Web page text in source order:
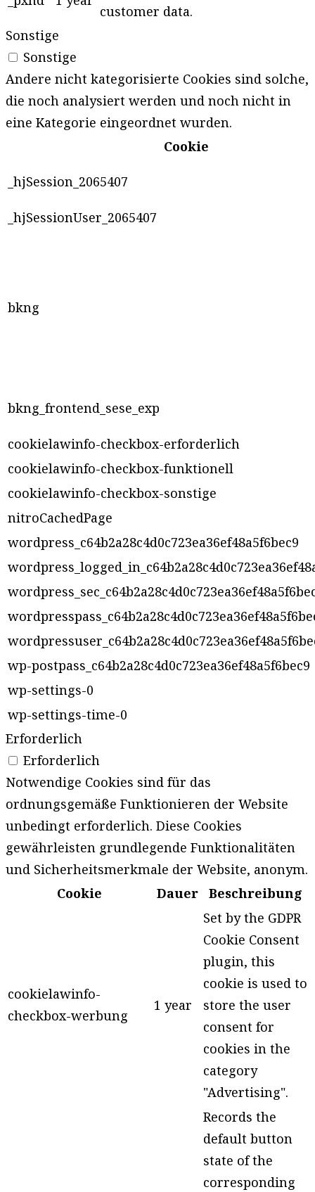
customer data.
Sonstige
Sonstige
Andere nicht kategorisierte Cookies sind solche,
die noch analysiert werden und noch nicht in
eine Kategorie eingeordnet wurden.
Cookie
_hjSession_2065407
_hjSessionUser_2065407
bkng
bkng_frontend_sese_exp
cookielawinfo-checkbox-erforderlich
cookielawinfo-checkbox-funktionell
cookielawinfo-checkbox-sonstige
nitroCachedPage
wordpress_c64b2a28c4d0c723ea36ef48a5f6bec9
wp-postpass_c64b2a28c4d0c723ea36ef48a5f6bec9
wp-settings-0
wp-settings-time-0
Erforderlich
Erforderlich
Notwendige Cookies sind für das
ordnungsgemäße Funktionieren der Website
unbedingt erforderlich. Diese Cookies
gewährleisten grundlegende Funktionalitäten
und Sicherheitsmerkmale der Website, anonym.
Cookie
Dauer Beschreibung
cookielawinfo-
checkbox-werbung
1 year
Set by the GDPR
Cookie Consent
plugin, this
cookie is used to
store the user
consent for
cookies in the
category
"Advertising".
Records the
default button
state of the
corresponding